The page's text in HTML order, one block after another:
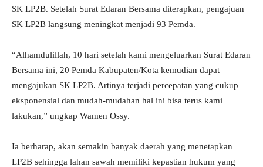
SK LP2B. Setelah Surat Edaran Bersama diterapkan, pengajuan
SK LP2B langsung meningkat menjadi 93 Pemda.
“Alhamdulillah, 10 hari setelah kami mengeluarkan Surat Edaran
Bersama ini, 20 Pemda Kabupaten/Kota kemudian dapat
mengajukan SK LP2B. Artinya terjadi percepatan yang cukup
eksponensial dan mudah-mudahan hal ini bisa terus kami
lakukan,” ungkap Wamen Ossy.
Ia berharap, akan semakin banyak daerah yang menetapkan
LP2B sehingga lahan sawah memiliki kepastian hukum yang